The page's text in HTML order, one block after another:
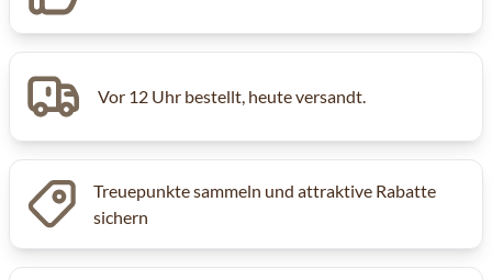
Vor 12 Uhr bestellt, heute versandt.
Treuepunkte sammeln und attraktive Rabatte
sichern